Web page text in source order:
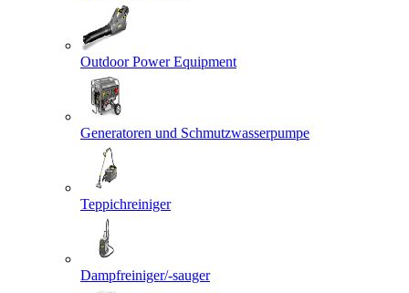
Outdoor Power Equipment
Generatoren und Schmutzwasserpumpe
Teppichreiniger
Dampfreiniger/-sauger